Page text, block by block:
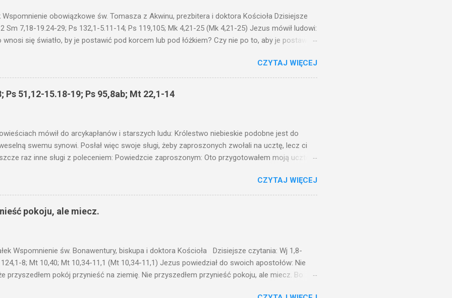
Wspomnienie obowiązkowe św. Tomasza z Akwinu, prezbitera i doktora Kościoła Dzisiejsze
Sm 7,18-19.24-29; Ps 132,1-5.11-14; Ps 119,105; Mk 4,21-25 (Mk 4,21-25) Jezus mówił ludowi:
wnosi się światło, by je postawić pod korcem lub pod łóżkiem? Czy nie po to, aby je postawić
I mówił im: Uważajcie na to, czego słuchacie. Taką samą miarą, jaką wy mierzycie,
i jeszcze wam dołożą. Bo kto ma, temu będzie dane; a kto nie ma, pozbawią go i tego, co
fragmencie z Ewangelii Jezus kontynuuje przypowieści.... Czy po to wnosi się światło,
pod korcem lub pod łóżkiem? Czy nie po to, aby je postawić na świeczniku? Nie ma
CZYTAJ WIĘCEJ
Ps 51,12-15.18-19; Ps 95,8ab; Mt 22,1-14
mówił do arcykapłanów i starszych ludu: Królestwo niebieskie podobne jest do
swemu synowi. Posłał więc swoje sługi, żeby zaproszonych zwołali na ucztę, lecz ci
raz inne sługi z poleceniem: Powiedzcie zaproszonym: Oto przygotowałem moją ucztę:
a inni pochwycili jego sługi i znieważywszy [ich], pozabijali. Na to król uniósł się
i kazał wytracić owych zabójców, a miasto ich spalić. Wtedy rzekł swoim sługom: Uczta
nie byli jej godni. Idźcie więc na rozstajne drogi i zaproście na ucztę wszystkich,
wyszli na drogi i sprowadzili wszystkich, których napotkali: złych i dobrych. I sala zapełniła się
się pr...
CZYTAJ WIĘCEJ
pokoju, ale miecz.
Wspomnienie św. Bonawentury, biskupa i doktora Kościoła Dzisiejsze czytania: Wj 1,8-
124,1-8; Mt 10,40; Mt 10,34-11,1 (Mt 10,34-11,1) Jezus powiedział do swoich apostołów: Nie
przyszedłem pokój przynieść na ziemię. Nie przyszedłem przynieść pokoju, ale miecz. Bo